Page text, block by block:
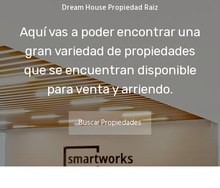
Dream House Propiedad Raiz
Aquí vas a poder encontrar una
gran variedad de propiedades
que se encuentran disponible
para venta y arriendo.
Buscar Propiedades